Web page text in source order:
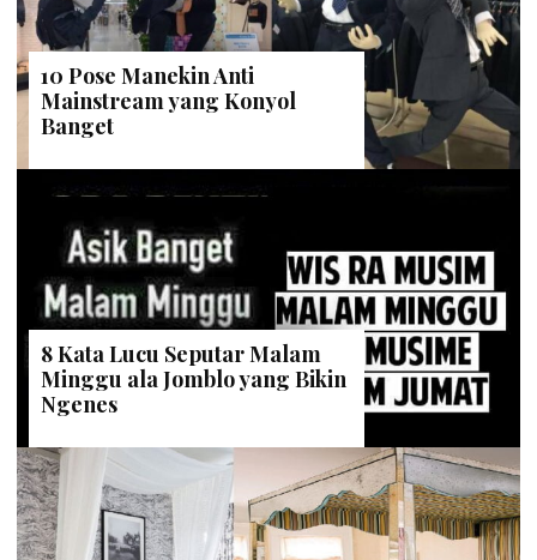
10 Pose Manekin Anti
Mainstream yang Konyol
Banget
8 Kata Lucu Seputar Malam
Minggu ala Jomblo yang Bikin
Ngenes